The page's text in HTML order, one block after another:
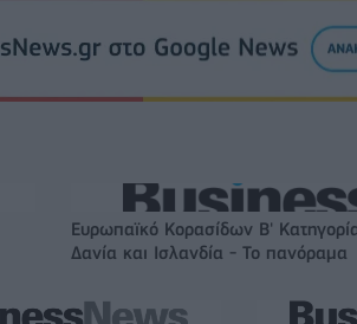
Ευρωπαϊκό Κορασίδων Β'
Δανία και Ισλανδία - Το πανόραμα